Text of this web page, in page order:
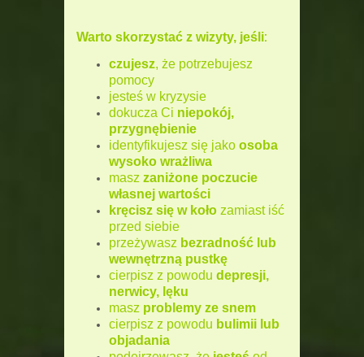
Warto skorzystać z wizyty, jeśli:
czujesz, że potrzebujesz
pomocy
jesteś w kryzysie
dokucza Ci niepokój,
przygnębienie
identyfikujesz się jakoosoba
wysoko wrażliwa
masz zaniżone poczucie
własnej wartości
kręcisz się w kołozamiast iść
przed siebie
przeżywasz bezradność lub
wewnętrzną pustkę
cierpisz z powodu depresji,
nerwicy, lęku
masz problemy ze snem
cierpisz z powodu bulimii lub
objadania